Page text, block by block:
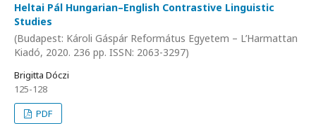
Heltai Pál Hungarian–English Contrastive Linguistic
Studies
(Budapest: Károli Gáspár Református Egyetem – L’Harmattan
Kiadó, 2020. 236 pp. ISSN: 2063-3297)
Brigitta Dóczi
125-128
PDF